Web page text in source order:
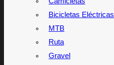
Bicicletas Eléctricas
MTB
Ruta
Gravel